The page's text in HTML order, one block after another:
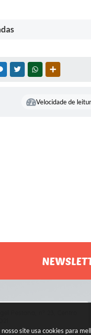
site usa cookies para
MESSENGER
TWITTERWHATSAPP
Velocidade de